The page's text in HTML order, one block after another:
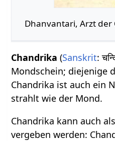
Dhanvantari, Arzt der
Chandrika (Sanskrit:
Mondschein; diejenige
Chandrika ist auch ein
strahlt wie der Mond.
Chandrika kann auch als
vergeben werden: